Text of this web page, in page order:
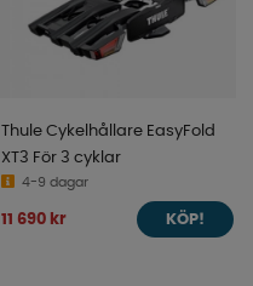
Thule Cykelhållare EasyFold
XT3 För 3 cyklar
4-9 dagar
11 690 kr KÖP!